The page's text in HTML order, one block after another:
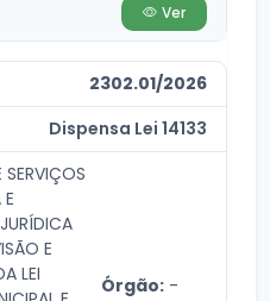
Ver
2302.01/2026
Dispensa Lei 14133
E
LEI
Órgão: -